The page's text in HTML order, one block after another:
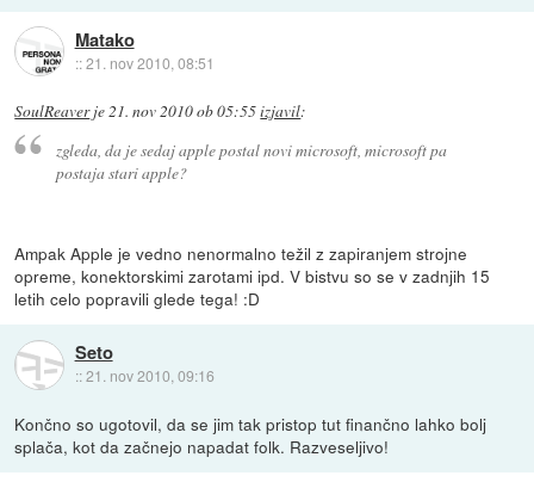
Matako
::21. nov 2010, 08:51
SoulReaverje 21. nov 2010 ob 05:55izjavil:
zgleda, da je sedaj apple postal novi microsoft, microsoft pa
postaja stari apple?
Ampak Apple je vedno nenormalno težil z zapiranjem strojne
opreme, konektorskimi zarotami ipd. V bistvu so se v zadnjih 15
letih celo popravili glede tega! :D
Seto
::21. nov 2010, 09:16
Končno so ugotovil, da se jim tak pristop tut finančno lahko bolj
splača, kot da začnejo napadat folk. Razveseljivo!